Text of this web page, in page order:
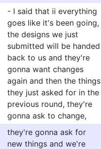
- I said that ii everything
goes like it's been going,
the designs we just
submitted will be handed
back to us and they're
gonna want changes
again and then the things
they just asked for in the
previous round, they're
gonna ask to change,
they're gonna ask for
new things and we're